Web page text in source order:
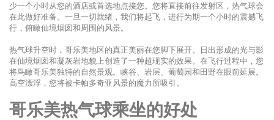
少一个小时从您的酒店或首选地点接您。您将直接前往发射区，热气球会
在此做好准备。一旦一切就绪，我们将起飞，进行为期一个小时的震撼飞
行，俯瞰仙境烟囱和周围的风景。
热气球升空时，哥乐美地区的真正美丽在您脚下展开。日出形成的光与影
在仙境烟囱和凝灰岩地貌上创造了一种超现实的效果。在飞行过程中，您
将鸟瞰哥乐美独特的自然景观。峡谷、岩层、葡萄园和田野在眼前延展。
高空漂浮，您将被卡帕多奇亚风景的魔力所吸引。
哥乐美热气球乘坐的好处